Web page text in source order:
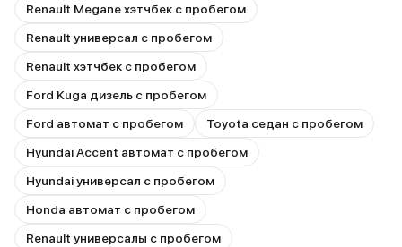
Renault Megane хэтчбек с пробегом
Renault универсал с пробегом
Renault хэтчбек с пробегом
Ford Kuga дизель с пробегом
Ford автомат с пробегом
Toyota седан с пробегом
Hyundai Accent автомат с пробегом
Hyundai универсал с пробегом
Honda автомат с пробегом
Renault универсалы с пробегом